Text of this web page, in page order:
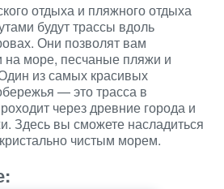
отдыха и пляжного отдыха
будут трассы вдоль
Они позволят вам
на море, песчаные пляжи и
из самых красивых
— это трасса в
через древние города и
Здесь вы сможете насладиться
чистым морем.